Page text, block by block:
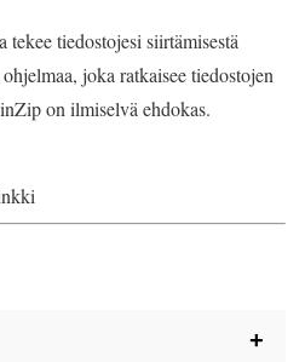
tiedostojesi siirtämisestä
joka ratkaisee tiedostojen
on ilmiselvä ehdokas.
+